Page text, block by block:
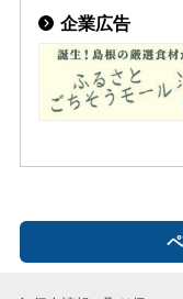
企業広告